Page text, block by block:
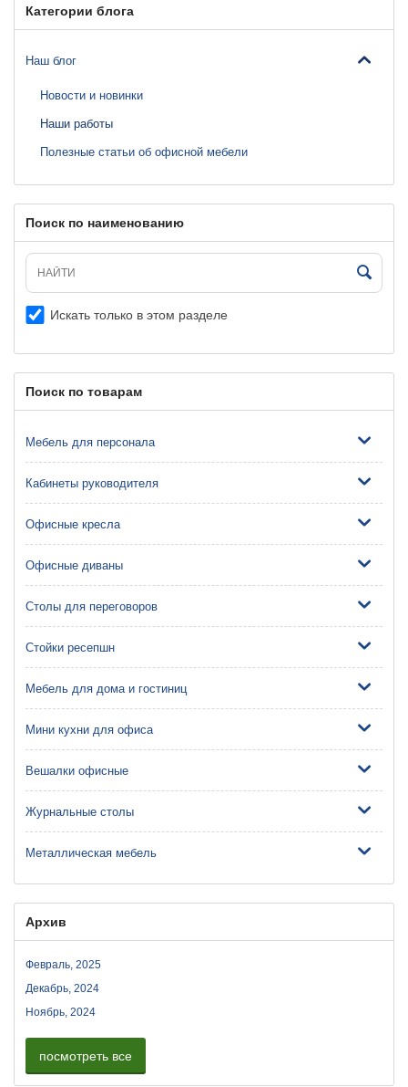
Категории блога
Наш блог
Новости и новинки
Наши работы
Полезные статьи об офисной мебели
Поиск по наименованию
Искать только в этом разделе
Поиск по товарам
Мебель для персонала
Кабинеты руководителя
Офисные кресла
Офисные диваны
Столы для переговоров
Стойки ресепшн
Мебель для дома и гостиниц
Мини кухни для офиса
Вешалки офисные
Журнальные столы
Металлическая мебель
Архив
Февраль, 2025
Декабрь, 2024
Ноябрь, 2024
посмотреть все